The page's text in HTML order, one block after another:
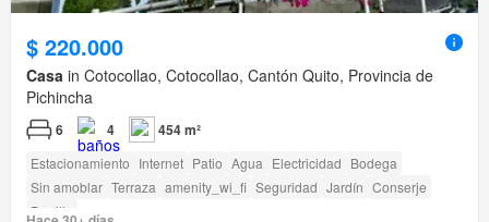
$ 220.000
Casa in Cotocollao, Cotocollao, Cantón Quito, Provincia de
Pichincha
6 4 454 m²
Estacionamiento Internet Patio Agua Electricidad Bodega
Sin amoblar Terraza amenity_wi_fi Seguridad Jardín Conserje
Parrilla